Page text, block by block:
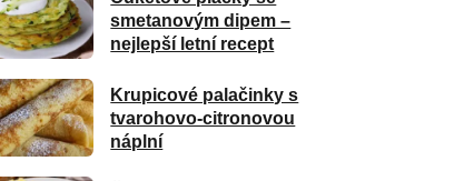
smetanovým dipem –
nejlepší letní recept
Krupicové palačinky s
tvarohovo-citronovou
náplní